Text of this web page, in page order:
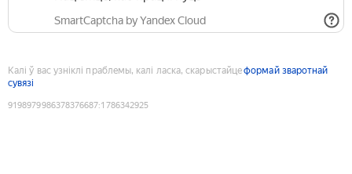
SmartCaptcha by Yandex Cloud
Калі ў вас узніклі праблемы, калі ласка, скарыстайцеформай зваротнай
сувязі
9198979986378376687:1786342925